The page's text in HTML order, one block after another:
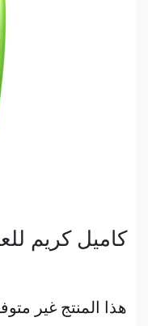
كاميل كريم
هذا المنتج غير